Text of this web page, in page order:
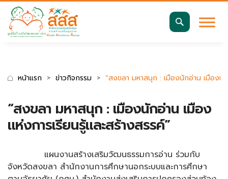
มาตรฐานการเข้าถึงเว็บ WCAG 2.2 AA
หน้าแรก ข่าวกิจกรรม “สงขลา มหาสนุก : เมืองนักอ่าน เมืองแห่
“สงขลา มหาสนุก : เมืองนักอ่าน เมือง
แห่งการเรียนรู้และสร้างสรรค์”
แผนงานสร้างเสริมวัฒนธรรมการอ่าน ร่วมกับ
จังหวัดสงขลา สำนักงานการศึกษานอกระบบและการศึกษา